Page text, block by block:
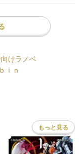
展開や裏の事情はあ
の事情は知らずにア
レたとしても気持ち
は描写が少なくてい
＋メイド悪魔戦の様
レンジの筋書きや、
てより理解が深まっ
に収めたなあ。最後
ころが、この物語の
けラノベ
ｉｎ
もっと見る